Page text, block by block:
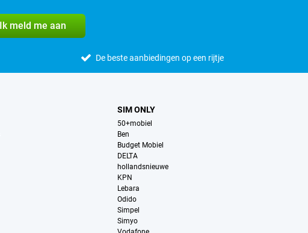
Ik meld me aan
De beste aanbiedingen op een rijtje
SIM ONLY
50+mobiel
Ben
Budget Mobiel
DELTA
hollandsnieuwe
KPN
Lebara
Odido
Simpel
Simyo